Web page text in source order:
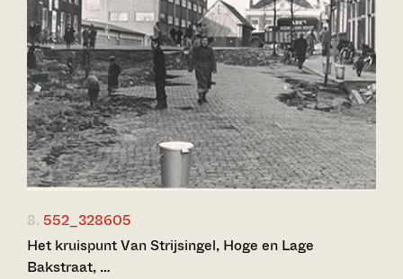
8. 552_328605
Het kruispunt Van Strijsingel, Hoge en Lage
Bakstraat, …